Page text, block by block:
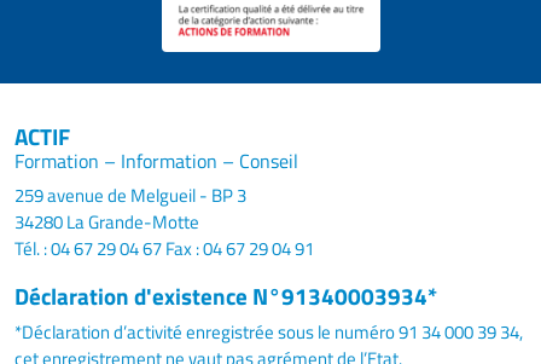
ACTIF
Formation – Information – Conseil
259 avenue de Melgueil - BP 3
34280 La Grande-Motte
Tél. : 04 67 29 04 67Fax : 04 67 29 04 91
Déclaration d'existence N°91340003934*
*Déclaration d’activité enregistrée sous le numéro 91 34 000 39 34,